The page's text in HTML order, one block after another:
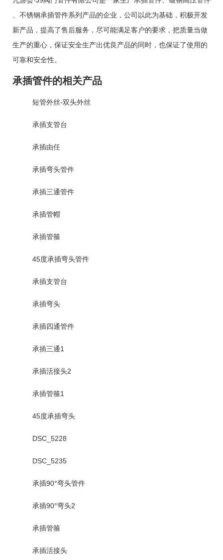
不锈钢承插管件系列产品的企业，公司以此为基础，积极开发
新产品，提高了售后服务，尽可能满足客户的要求，把质量当做
生产的重心，保证安全生产出优良产品的同时，也保证了使用的
可靠和安全性。
承插管件的相关产品
短管外丝-双头外丝
承插支管台
承插由任
承插弯头管件
承插三通管件
承插管帽
承插管箍
45度承插弯头管件
承插支管台
承插弯头
承插四通管件
承插三通1
承插活接头2
承插管箍1
45度承插弯头
DSC_5228
DSC_5235
承插90°弯头管件
承插90°弯头2
承插管箍
承插活接头